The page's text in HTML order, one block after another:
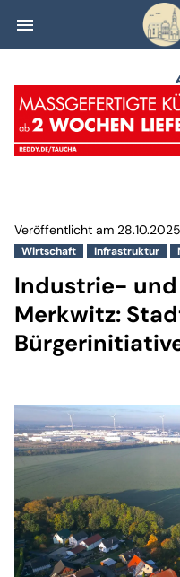
menu
Wirtschaft Infrastruktur
Veröffentlicht am 28.10.2025
Industrie-
Merkwitz: